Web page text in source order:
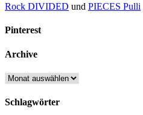
Rock DIVIDED und PIECES Pulli
Pinterest
Archive
Archive
Schlagwörter